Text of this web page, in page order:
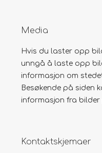
Media
Hvis du laster opp
unngå å laste opp
informasjon om
Besøkende på siden
informasjon fra bilder
Kontaktskjemaer